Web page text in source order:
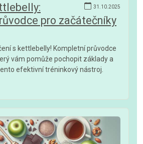
31.10.2025
pro začátečníky
s kettlebelly! Kompletní průvodce
vám pomůže pochopit základy a
efektivní tréninkový nástroj.